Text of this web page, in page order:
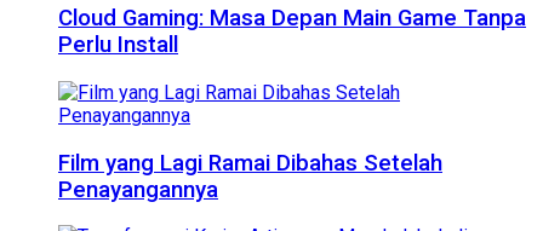
Cloud Gaming: Masa Depan Main Game Tanpa
Perlu Install
Film yang Lagi Ramai Dibahas Setelah
Penayangannya